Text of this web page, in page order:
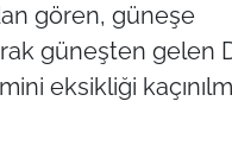
gören, güneşe
güneşten gelen
eksikliği